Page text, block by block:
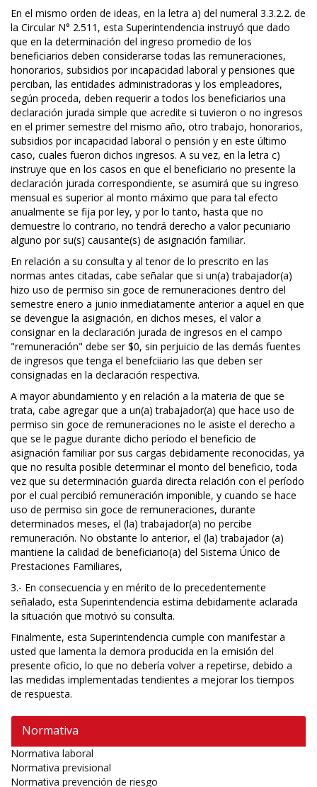
En el mismo orden de ideas, en la letra a) del numeral 3.3.2.2. de
la Circular N° 2.511, esta Superintendencia instruyó que dado
que en la determinación del ingreso promedio de los
beneficiarios deben considerarse todas las remuneraciones,
honorarios, subsidios por incapacidad laboral y pensiones que
perciban, las entidades administradoras y los empleadores,
según proceda, deben requerir a todos los beneficiarios una
declaración jurada simple que acredite si tuvieron o no ingresos
en el primer semestre del mismo año, otro trabajo, honorarios,
subsidios por incapacidad laboral o pensión y en este último
caso, cuales fueron dichos ingresos. A su vez, en la letra c)
instruye que en los casos en que el beneficiario no presente la
declaración jurada correspondiente, se asumirá que su ingreso
mensual es superior al monto máximo que para tal efecto
anualmente se fija por ley, y por lo tanto, hasta que no
demuestre lo contrario, no tendrá derecho a valor pecuniario
alguno por su(s) causante(s) de asignación familiar.
En relación a su consulta y al tenor de lo prescrito en las
normas antes citadas, cabe señalar que si un(a) trabajador(a)
hizo uso de permiso sin goce de remuneraciones dentro del
semestre enero a junio inmediatamente anterior a aquel en que
se devengue la asignación, en dichos meses, el valor a
consignar en la declaración jurada de ingresos en el campo
"remuneración" debe ser $0, sin perjuicio de las demás fuentes
de ingresos que tenga el benefciiario las que deben ser
consignadas en la declaración respectiva.
A mayor abundamiento y en relación a la materia de que se
trata, cabe agregar que a un(a) trabajador(a) que hace uso de
permiso sin goce de remuneraciones no le asiste el derecho a
que se le pague durante dicho período el beneficio de
asignación familiar por sus cargas debidamente reconocidas, ya
que no resulta posible determinar el monto del beneficio, toda
vez que su determinación guarda directa relación con el período
por el cual percibió remuneración imponible, y cuando se hace
uso de permiso sin goce de remuneraciones, durante
determinados meses, el (la) trabajador(a) no percibe
remuneración. No obstante lo anterior, el (la) trabajador (a)
mantiene la calidad de beneficiario(a) del Sistema Único de
Prestaciones Familiares,
3.- En consecuencia y en mérito de lo precedentemente
señalado, esta Superintendencia estima debidamente aclarada
la situación que motivó su consulta.
Finalmente, esta Superintendencia cumple con manifestar a
usted que lamenta la demora producida en la emisión del
presente oficio, lo que no debería volver a repetirse, debido a
las medidas implementadas tendientes a mejorar los tiempos
de respuesta.
Normativa
Normativa laboral
Normativa previsional
Normativa prevención de riesgo